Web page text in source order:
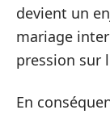
devient un
mariage
pression sur
En